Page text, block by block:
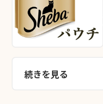
続きを見る